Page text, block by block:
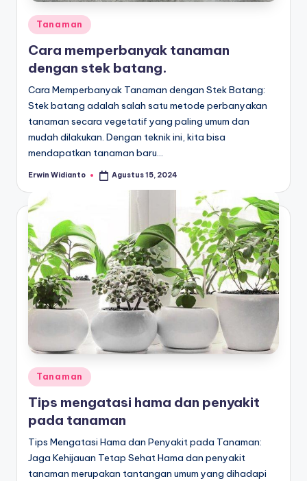
Posted
in
Tanaman
Cara memperbanyak tanaman
dengan stek batang.
Cara Memperbanyak Tanaman dengan Stek Batang:
Stek batang adalah salah satu metode perbanyakan
tanaman secara vegetatif yang paling umum dan
mudah dilakukan. Dengan teknik ini, kita bisa
mendapatkan tanaman baru…
Posted
Erwin Widianto Agustus 15, 2024
Posted
in
Tanaman
Tips mengatasi hama dan penyakit
pada tanaman
Tips Mengatasi Hama dan Penyakit pada Tanaman:
Jaga Kehijauan Tetap Sehat Hama dan penyakit
tanaman merupakan tantangan umum yang dihadapi